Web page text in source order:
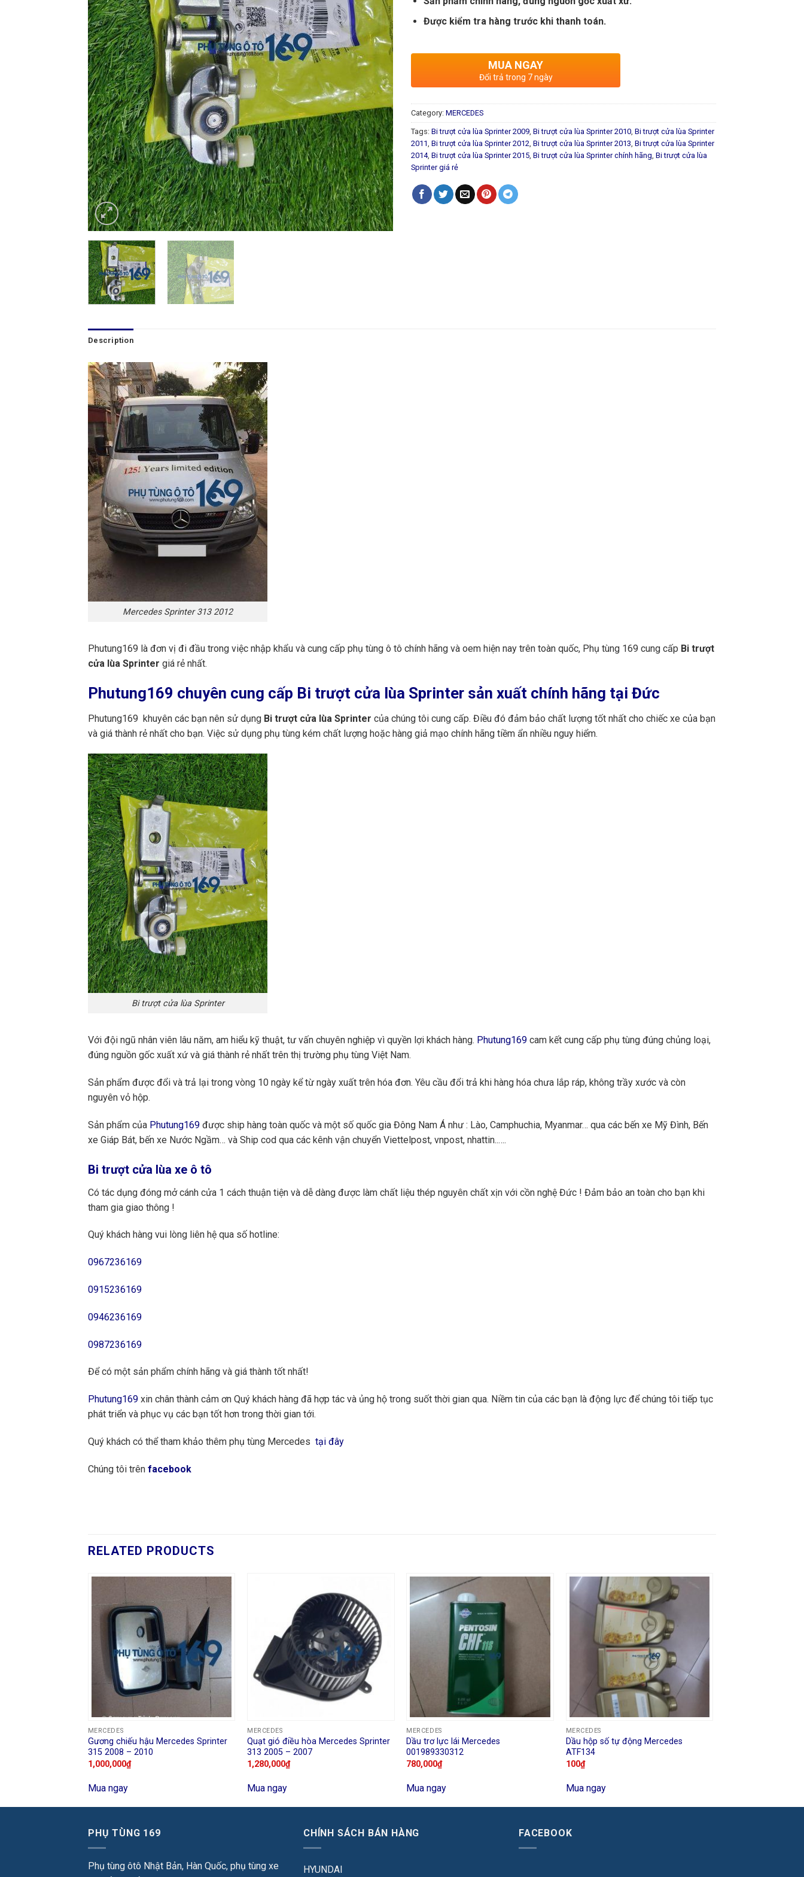
Được kiểm tra hàng trước khi thanh toán.
MUA NGAY
Đổi trả trong 7 ngày
Category: MERCEDES
Tags: Bi trượt cửa lùa Sprinter 2009, Bi trượt cửa lùa Sprinter 2010, Bi trượt cửa lùa Sprinter
2011, Bi trượt cửa lùa Sprinter 2012, Bi trượt cửa lùa Sprinter 2013, Bi trượt cửa lùa Sprinter
2014, Bi trượt cửa lùa Sprinter 2015, Bi trượt cửa lùa Sprinter chính hãng, Bi trượt cửa lùa
Sprinter giá rẻ
Description
Mercedes Sprinter 313 2012
Phutung169 là đơn vị đi đầu trong việc nhập khẩu và cung cấp phụ tùng ô tô chính hãng và oem hiện nay trên toàn quốc, Phụ tùng 169 cung cấp Bi trượt
cửa lùa Sprinter giá rẻ nhất.
Phutung169 chuyên cung cấp Bi trượt cửa lùa Sprinter sản xuất chính hãng tại Đức
Phutung169 khuyên các bạn nên sử dụng Bi trượt cửa lùa Sprinter của chúng tôi cung cấp. Điều đó đảm bảo chất lượng tốt nhất cho chiếc xe của bạn
và giá thành rẻ nhất cho bạn. Việc sử dụng phụ tùng kém chất lượng hoặc hàng giả mạo chính hãng tiềm ẩn nhiều nguy hiểm.
Bi trượt cửa lùa Sprinter
Với đội ngũ nhân viên lâu năm, am hiểu kỹ thuật, tư vấn chuyên nghiệp vì quyền lợi khách hàng. Phutung169 cam kết cung cấp phụ tùng đúng chủng loại,
đúng nguồn gốc xuất xứ và giá thành rẻ nhất trên thị trường phụ tùng Việt Nam.
Sản phẩm được đổi và trả lại trong vòng 10 ngày kể từ ngày xuất trên hóa đơn. Yêu cầu đổi trả khi hàng hóa chưa lắp ráp, không trầy xước và còn
nguyên vỏ hộp.
Sản phẩm của Phutung169 được ship hàng toàn quốc và một số quốc gia Đông Nam Á như : Lào, Camphuchia, Myanmar… qua các bến xe Mỹ Đình, Bến
xe Giáp Bát, bến xe Nước Ngầm… và Ship cod qua các kênh vận chuyển Viettelpost, vnpost, nhattin..….
Bi trượt cửa lùa xe ô tô
Có tác dụng đóng mở cánh cửa 1 cách thuận tiện và dễ dàng được làm chất liệu thép nguyên chất xịn với cồn nghệ Đức ! Đảm bảo an toàn cho bạn khi
tham gia giao thông !
Quý khách hàng vui lòng liên hệ qua số hotline:
0967236169
0915236169
0946236169
0987236169
Để có một sản phẩm chính hãng và giá thành tốt nhất!
Phutung169 xin chân thành cảm ơn Quý khách hàng đã hợp tác và ủng hộ trong suốt thời gian qua. Niềm tin của các bạn là động lực để chúng tôi tiếp tục
phát triển và phục vụ các bạn tốt hơn trong thời gian tới.
Quý khách có thể tham khảo thêm phụ tùng Mercedes tại đây
Chúng tôi trên facebook
RELATED PRODUCTS
MERCEDES
Gương chiếu hậu Mercedes Sprinter
315 2008 – 2010
1,000,000₫
Mua ngay
MERCEDES
Quạt gió điều hòa Mercedes Sprinter
313 2005 – 2007
1,280,000₫
Mua ngay
MERCEDES
Dầu trơ lực lái Mercedes
001989330312
780,000₫
Mua ngay
MERCEDES
Dầu hộp số tự động Mercedes
ATF134
100₫
Mua ngay
PHỤ TÙNG 169
Phụ tùng ôtô Nhật Bản, Hàn Quốc, phụ tùng xe
CHÍNH SÁCH BÁN HÀNG
HYUNDAI
FACEBOOK